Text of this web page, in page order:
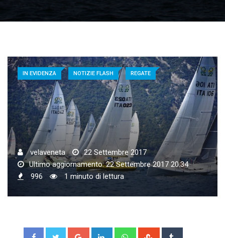
IN EVIDENZA NOTIZIE FLASH REGATE
velaveneta
22 Settembre 2017
Ultimo aggiornamento: 22 Settembre 2017 20:34
996
1 minuto di lettura
Google+ LinkedIn WhatsappStumbleUpon